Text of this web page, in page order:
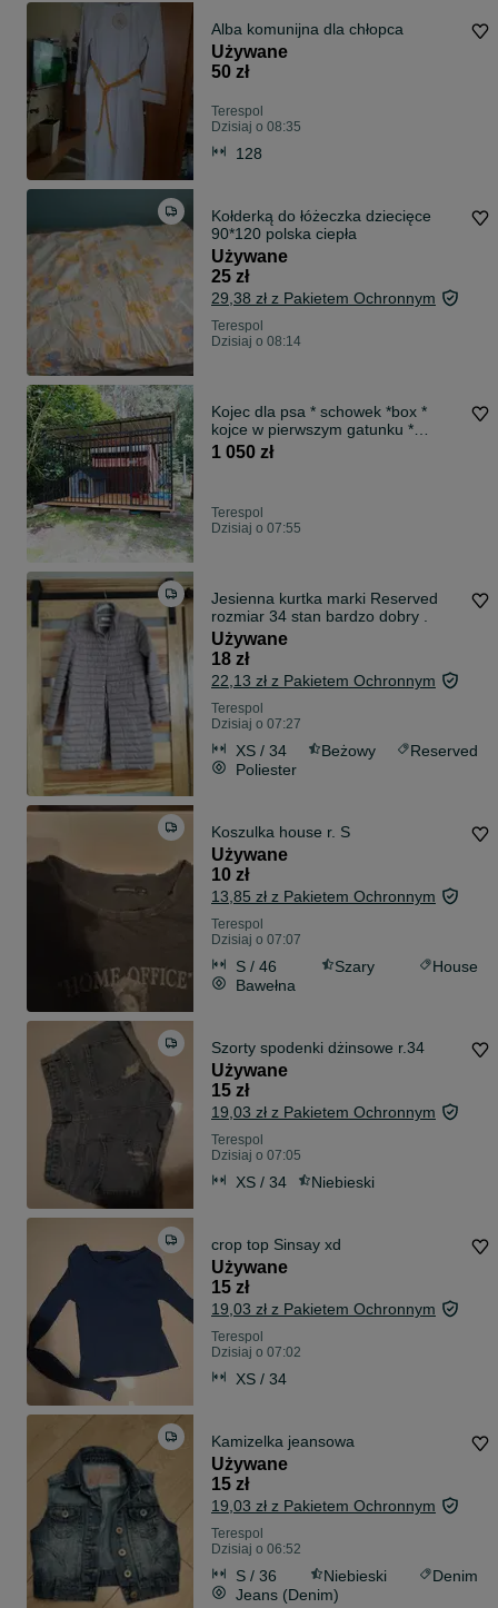
Alba komunijna dla chłopca
Używane
50 zł
Terespol
Dzisiaj o 08:35
128
Kołderką do łóżeczka dziecięce
90*120 polska ciepła
Używane
25 zł
29,38 zł z Pakietem Ochronnym
Terespol
Dzisiaj o 08:14
Kojec dla psa * schowek *box *
kojce w pierwszym gatunku *
dostawa Koj
1 050 zł
Terespol
Dzisiaj o 07:55
Jesienna kurtka marki Reserved
rozmiar 34 stan bardzo dobry .
Używane
18 zł
22,13 zł z Pakietem Ochronnym
Terespol
Dzisiaj o 07:27
XS / 34 Beżowy
Reserved
Poliester
Koszulka house r. S
Używane
10 zł
13,85 zł z Pakietem Ochronnym
Terespol
Dzisiaj o 07:07
S / 46 Szary
House
Bawełna
Szorty spodenki dżinsowe r.34
Używane
15 zł
19,03 zł z Pakietem Ochronnym
Terespol
Dzisiaj o 07:05
XS / 34 Niebieski
crop top Sinsay xd
Używane
15 zł
19,03 zł z Pakietem Ochronnym
Terespol
Dzisiaj o 07:02
XS / 34
Kamizelka jeansowa
Używane
15 zł
19,03 zł z Pakietem Ochronnym
Terespol
Dzisiaj o 06:52
S / 36 Niebieski
Denim
Jeans (Denim)